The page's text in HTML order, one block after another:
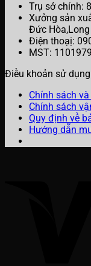
Trụ sở chính:
Xưởng sản
Đức Hòa,Long
Điện thoạị:
MST:
Điều khoản sử dụng
Chính sách
Chính sách
Quy định về
Hướng dẫn